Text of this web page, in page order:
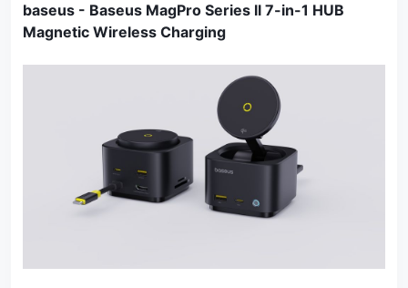
baseus - Baseus MagPro Series ll 7-in-1 HUB
Magnetic Wireless Charging